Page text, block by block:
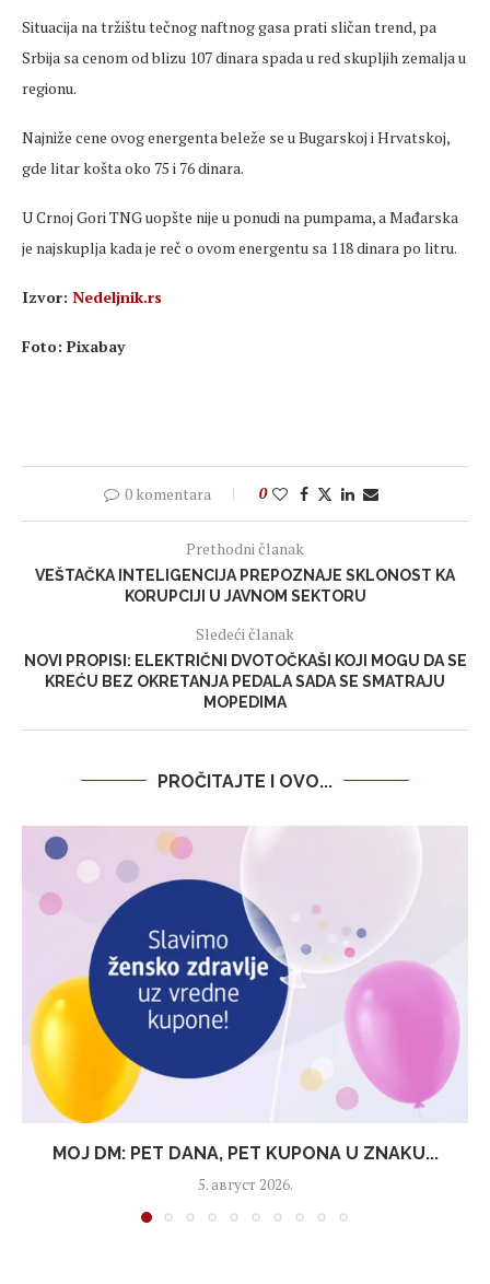
Situacija na tržištu tečnog naftnog gasa prati sličan trend, pa
Srbija sa cenom od blizu 107 dinara spada u red skupljih zemalja u
regionu.
Najniže cene ovog energenta beleže se u Bugarskoj i Hrvatskoj,
gde litar košta oko 75 i 76 dinara.
U Crnoj Gori TNG uopšte nije u ponudi na pumpama, a Mađarska
je najskuplja kada je reč o ovom energentu sa 118 dinara po litru.
Izvor: Nedeljnik.rs
Foto: Pixabay
0 komentara 0
Prethodni članak
VEŠTAČKA INTELIGENCIJA PREPOZNAJE SKLONOST KA
KORUPCIJI U JAVNOM SEKTORU
Sledeći članak
NOVI PROPISI: ELEKTRIČNI DVOTOČKAŠI KOJI MOGU DA SE
KREĆU BEZ OKRETANJA PEDALA SADA SE SMATRAJU
MOPEDIMA
PROČITAJTE I OVO...
MOJ DM: PET DANA, PET KUPONA U ZNAKU...
5. август 2026.